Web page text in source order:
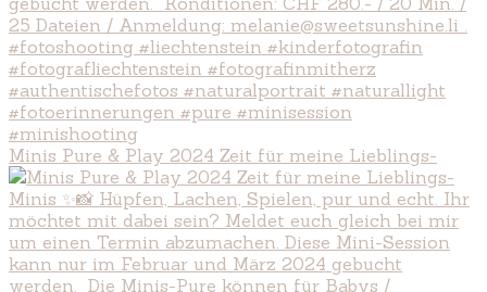
Minis Pure & Play 2024 Zeit für meine Lieblings-